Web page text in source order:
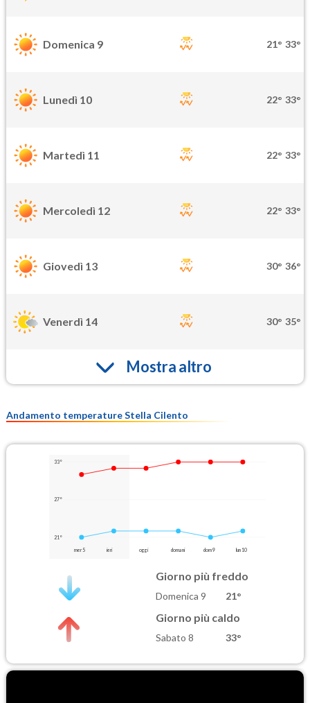
Domenica 9 21° 33°
Lunedì 10 22° 33°
Martedì 11 22° 33°
Mercoledì 12 22° 33°
Giovedì 13 30° 36°
Venerdì 14 30° 35°
Mostra altro
Andamento temperature Stella Cilento
33°
27°
21°
mer 5 ieri oggi domani dom 9 lun 10
Giorno più freddo
Domenica 9 21°
Giorno più caldo
Sabato 8 33°